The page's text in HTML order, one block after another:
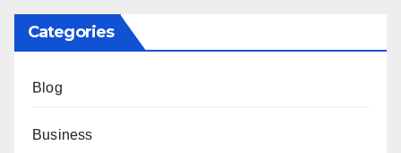
Categories
Blog
Business